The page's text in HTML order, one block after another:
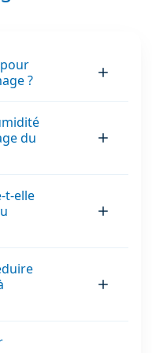
la
à
la texture,
?
du
t-elle